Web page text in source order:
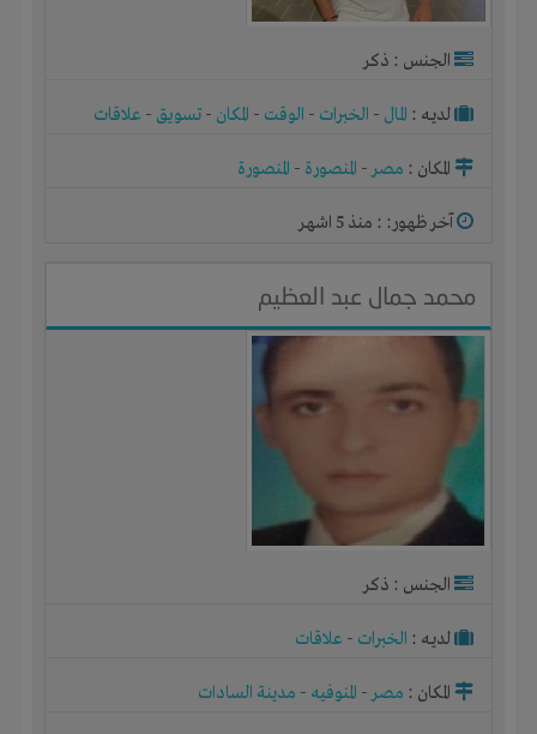
الجنس : ذكر
لديـه : المال - الخبرات - الوقت - المكان - تسويق - علاقات
المكان : مصر- المنصورة - المنصورة
آخر ظهور: : منذ 5 اشهر
محمد جمال عبد العظيم
الجنس : ذكر
لديـه : الخبرات - علاقات
المكان : مصر- المنوفيه - مدينة السادات